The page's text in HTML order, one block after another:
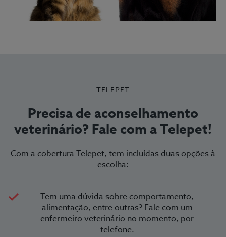
TELEPET
Precisa de aconselhamento
veterinário? Fale com a Telepet!
Com a cobertura Telepet, tem incluídas duas opções à
escolha:
Tem uma dúvida sobre comportamento,
alimentação, entre outras? Fale com um
enfermeiro veterinário no momento, por
telefone.